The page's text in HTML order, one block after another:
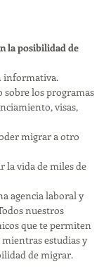
la posibilidad de
informativa.
sobre los programas
visas,
migrar a otro
la vida de miles de
agencia laboral y
nuestros
que te permiten
estudias y
de migrar.